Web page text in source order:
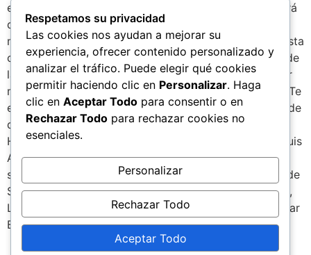
este evento tiene algo para todos. La ciudad se vestirá
de fiesta y se convertirá en el epicentro de la buena
melodía. No pierdas la oportunidad de ser parte de esta
celebración única. Marca en tu calendario las fechas de
la 66 Feria de Cali (28, 29 y 30) y prepárate para vivir
momentos inolvidables al ritmo de la buena música. ¡Te
esperamos en la sucursal del cielo! Programación 28 de
diciembre… Living Cantina: Luis Alberto Posada,
Herbert Vargas, Yeison Jiménez, Nelson Velásquez, Luis
Alfonso y Jean Carlo Centeno. 29 de diciembre…
sorpresa: 30 de diciembre… 6° Festival Internacional de
Salsa: Isaac Delgado, Andy Montañez, Charlie Aponte,
Luisito Carrión, Orquesta Mulenze, Willy García, Amílcar
Bozcán, Pedro Conga.
Respetamos su privacidad
Las cookies nos ayudan a mejorar su
experiencia, ofrecer contenido personalizado y
analizar el tráfico. Puede elegir qué cookies
permitir haciendo clic en Personalizar. Haga
clic en Aceptar Todo para consentir o en
Rechazar Todo para rechazar cookies no
esenciales.
Personalizar
Rechazar Todo
Aceptar Todo